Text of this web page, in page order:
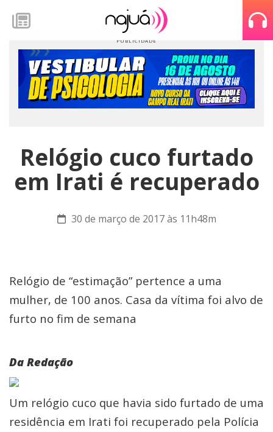
Relógio cuco furtado
em Irati é recuperado
30 de março de 2017 às 11h48m
Relógio de “estimação” pertence a uma
mulher, de 100 anos. Casa da vítima foi alvo de
furto no fim de semana
Da Redação
Um relógio cuco que havia sido furtado de uma
residência em Irati foi recuperado pela Polícia